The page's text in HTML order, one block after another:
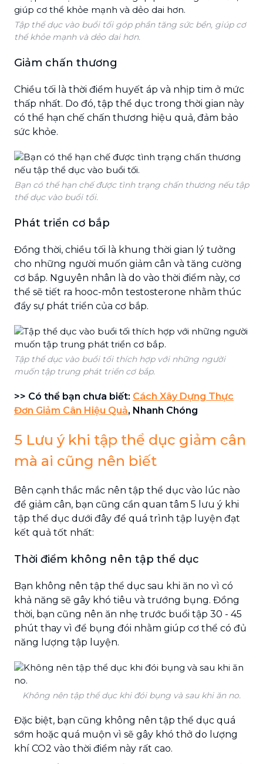
Tập thể dục vào buổi tối góp phần tăng sức bền, giúp cơ
thể khỏe mạnh và dẻo dai hơn.
Giảm chấn thương
Chiều tối là thời điểm huyết áp và nhịp tim ở mức
thấp nhất. Do đó, tập thể dục trong thời gian này
có thể hạn chế chấn thương hiệu quả, đảm bảo
sức khỏe.
Bạn có thể hạn chế được tình trạng chấn thương nếu tập
thể dục vào buổi tối.
Phát triển cơ bắp
Đồng thời, chiều tối là khung thời gian lý tưởng
cho những người muốn giảm cân và tăng cường
cơ bắp. Nguyên nhân là do vào thời điểm này, cơ
thể sẽ tiết ra hooc-môn testosterone nhằm thúc
đẩy sự phát triển của cơ bắp.
Tập thể dục vào buổi tối thích hợp với những người
muốn tập trung phát triển cơ bắp.
>> Có thể bạn chưa biết: Cách Xây Dựng Thực
Đơn Giảm Cân Hiệu Quả, Nhanh Chóng
5 Lưu ý khi tập thể dục giảm cân
mà ai cũng nên biết
Bên cạnh thắc mắc nên tập thể dục vào lúc nào
để giảm cân, bạn cũng cần quan tâm 5 lưu ý khi
tập thể dục dưới đây để quá trình tập luyện đạt
kết quả tốt nhất:
Thời điểm không nên tập thể dục
Bạn không nên tập thể dục sau khi ăn no vì có
khả năng sẽ gây khó tiêu và trướng bụng. Đồng
thời, bạn cũng nên ăn nhẹ trước buổi tập 30 - 45
phút thay vì để bụng đói nhằm giúp cơ thể có đủ
năng lượng tập luyện.
Không nên tập thể dục khi đói bụng và sau khi ăn no.
Đặc biệt, bạn cũng không nên tập thể dục quá
sớm hoặc quá muộn vì sẽ gây khó thở do lượng
khí CO2 vào thời điểm này rất cao.